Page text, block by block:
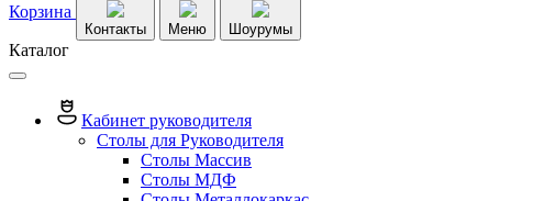
Корзина
Контакты Меню Шоурумы
Каталог
Кабинет руководителя
Столы для Руководителя
Столы Массив
Столы МДФ